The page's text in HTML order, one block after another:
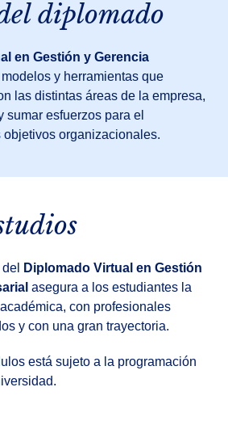
diplomado
en Gestión y Gerencia
y herramientas que
las distintas áreas de la empresa,
sumar esfuerzos para el
organizacionales.
Diplomado Virtual en Gestión
asegura a los estudiantes la
con profesionales
y con una gran trayectoria.
está sujeto a la programación